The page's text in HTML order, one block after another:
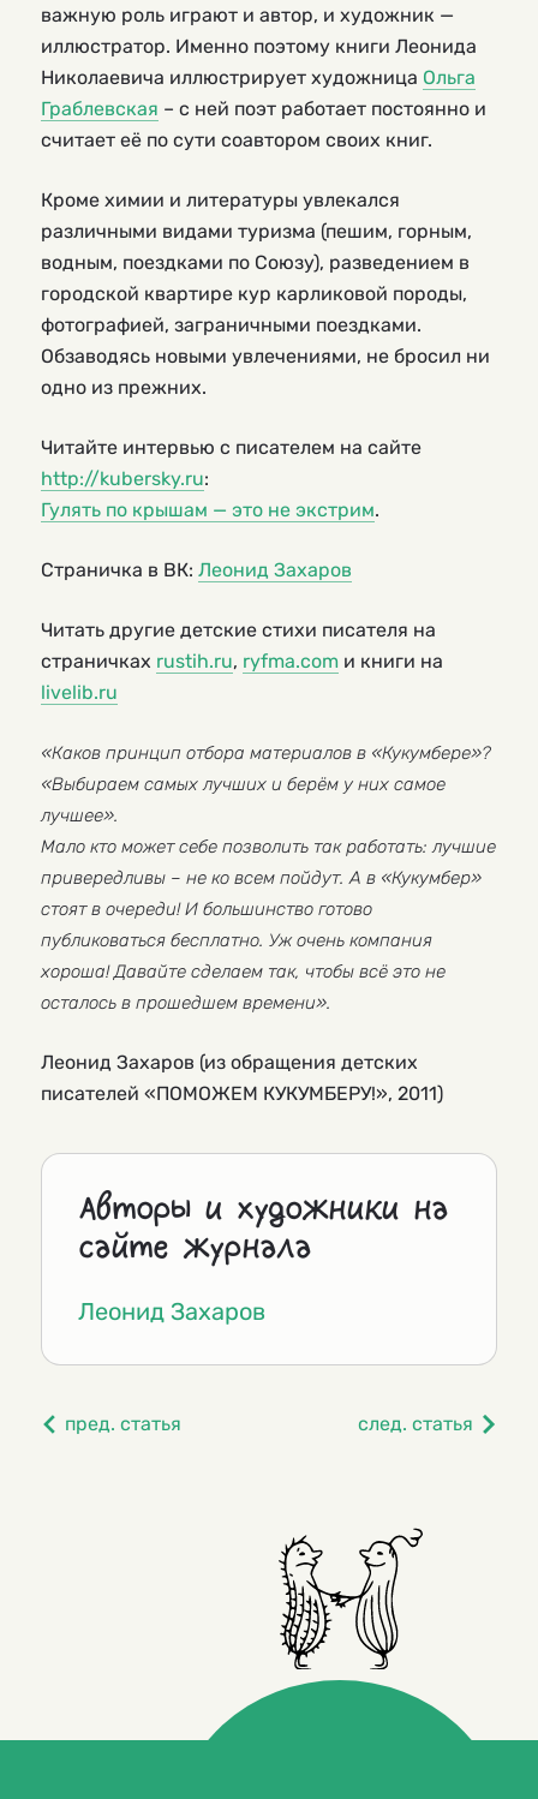
важную роль играют и автор, и художник —
иллюстратор. Именно поэтому книги Леонида
Николаевича иллюстрирует художница Ольга
Граблевская – с ней поэт работает постоянно и
считает её по сути соавтором своих книг.
Кроме химии и литературы увлекался
различными видами туризма (пешим, горным,
водным, поездками по Союзу), разведением в
городской квартире кур карликовой породы,
фотографией, заграничными поездками.
Обзаводясь новыми увлечениями, не бросил ни
одно из прежних.
Читайте интервью с писателем на сайте
http://kubersky.ru:
Гулять по крышам — это не экстрим.
Страничка в ВК: Леонид Захаров
Читать другие детские стихи писателя на
страничках rustih.ru, ryfma.com и книги на
livelib.ru
«Каков принцип отбора материалов в «Кукумбере»?
«Выбираем самых лучших и берём у них самое
лучшее».
Мало кто может себе позволить так работать: лучшие
привередливы – не ко всем пойдут. А в «Кукумбер»
стоят в очереди! И большинство готово
публиковаться бесплатно. Уж очень компания
хороша! Давайте сделаем так, чтобы всё это не
осталось в прошедшем времени».
Леонид Захаров (из обращения детских
писателей «ПОМОЖЕМ КУКУМБЕРУ!», 2011)
Авторы и художники на
сайте журнала
Леонид Захаров
пред. статья след. статья